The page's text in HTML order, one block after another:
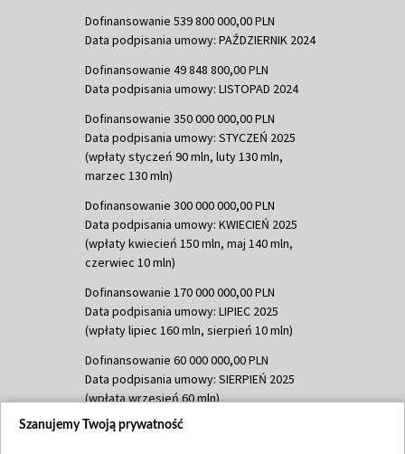
Dofinansowanie 539 800 000,00 PLN
Data podpisania umowy: PAŹDZIERNIK 2024
Dofinansowanie 49 848 800,00 PLN
Data podpisania umowy: LISTOPAD 2024
Dofinansowanie 350 000 000,00 PLN
Data podpisania umowy: STYCZEŃ 2025
(wpłaty styczeń 90 mln, luty 130 mln,
marzec 130 mln)
Dofinansowanie 300 000 000,00 PLN
Data podpisania umowy: KWIECIEŃ 2025
(wpłaty kwiecień 150 mln, maj 140 mln,
czerwiec 10 mln)
Dofinansowanie 170 000 000,00 PLN
Data podpisania umowy: LIPIEC 2025
(wpłaty lipiec 160 mln, sierpień 10 mln)
Dofinansowanie 60 000 000,00 PLN
Data podpisania umowy: SIERPIEŃ 2025
(wpłata wrzesień 60 mln)
Dofinansowanie 635 783 051,21 PLN
Szanujemy Twoją prywatność